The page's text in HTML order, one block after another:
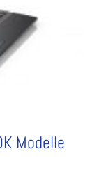
Modelle